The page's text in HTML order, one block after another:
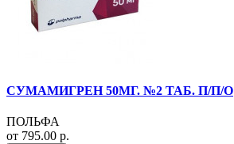
СУМАМИГРЕН 50МГ. №2 ТАБ. П/П/О
ПОЛЬФА
от 795.00 р.